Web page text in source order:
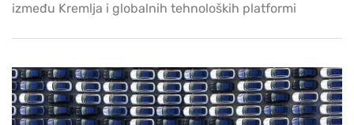
između Kremlja i globalnih tehnoloških platformi